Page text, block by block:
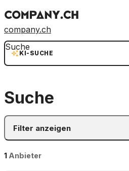
company.ch
KI-SUCHE
Suche
Suche
Filter anzeigen
1 Anbieter